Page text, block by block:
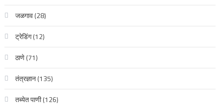
जळगाव(28)
ट्रेडिंग(12)
ठाणे(71)
तंत्रज्ञान(135)
तब्येत पाणी(126)